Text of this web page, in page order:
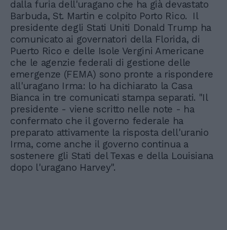
dalla furia dell'uragano che ha già devastato
Barbuda, St. Martin e colpito Porto Rico. Il
presidente degli Stati Uniti Donald Trump ha
comunicato ai governatori della Florida, di
Puerto Rico e delle Isole Vergini Americane
che le agenzie federali di gestione delle
emergenze (FEMA) sono pronte a rispondere
all'uragano Irma: lo ha dichiarato la Casa
Bianca in tre comunicati stampa separati. "Il
presidente - viene scritto nelle note - ha
confermato che il governo federale ha
preparato attivamente la risposta dell'uranio
Irma, come anche il governo continua a
sostenere gli Stati del Texas e della Louisiana
dopo l'uragano Harvey".